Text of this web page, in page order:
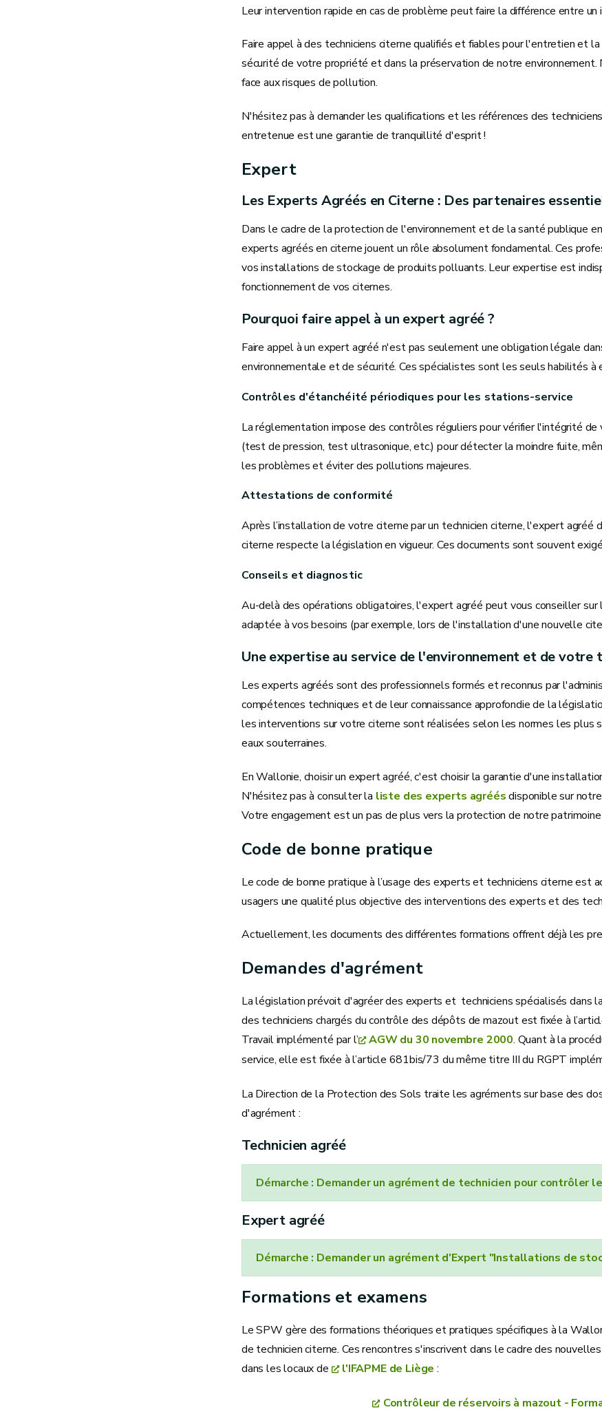
Leur intervention rapide en cas de problème peut faire la différence entre
Faire appel à des techniciens citerne qualifiés et fiables pour l'entretien et
sécurité de votre propriété et dans la préservation de notre
face aux risques de pollution.
N'hésitez pas à demander les qualifications et les références des
entretenue est une garantie de tranquillité d'esprit !
Expert
Les Experts Agréés en Citerne : Des partenaires
Dans le cadre de la protection de l'environnement et de la santé publique
experts agréés en citerne jouent un rôle absolument fondamental. Ces
vos installations de stockage de produits polluants. Leur expertise est
fonctionnement de vos citernes.
Pourquoi faire appel à un expert agréé ?
Faire appel à un expert agréé n'est pas seulement une obligation légale
environnementale et de sécurité. Ces spécialistes sont les seuls habilités à
Contrôles d'étanchéité périodiques pour les stations-service
La réglementation impose des contrôles réguliers pour vérifier l'intégrité
(test de pression, test ultrasonique, etc.) pour détecter la moindre fuite,
les problèmes et éviter des pollutions majeures.
Attestations de conformité
Après l’installation de votre citerne par un technicien citerne, l'expert
citerne respecte la législation en vigueur. Ces documents sont souvent
Conseils et diagnostic
Au-delà des opérations obligatoires, l'expert agréé peut vous conseiller
adaptée à vos besoins (par exemple, lors de l'installation d'une nouvelle
Une expertise au service de l'environnement et de
Les experts agréés sont des professionnels formés et reconnus par
compétences techniques et de leur connaissance approfondie de la
les interventions sur votre citerne sont réalisées selon les normes les
eaux souterraines.
En Wallonie, choisir un expert agréé, c'est choisir la garantie d'une
N'hésitez pas à consulter la liste des experts agréésdisponible sur
Votre engagement est un pas de plus vers la protection de notre
Code de bonne pratique
Le code de bonne pratique à l’usage des experts et techniciens citerne
usagers une qualité plus objective des interventions des experts et des
Actuellement, les documents des différentes formations offrent déjà les
Demandes d'agrément
La législation prévoit d'agréer des experts et techniciens spécialisés dans
des techniciens chargés du contrôle des dépôts de mazout est fixée à
Travail implémenté par l’
AGW du 30 novembre 2000. Quant à la
service, elle est fixée à l’article 681bis/73 du même titre III du RGPT
La Direction de la Protection des Sols traite les agréments sur base des
d'agrément :
Technicien agréé
Démarche : Demander un agrément de technicien pour contrôler
Expert agréé
Démarche : Demander un agrément d'Expert "Installations de
Formations et examens
Le SPW gère des formations théoriques et pratiques spécifiques à la
de technicien citerne. Ces rencontres s'inscrivent dans le cadre des
dans les locaux de
l'IFAPME de Liège :
Contrôleur de réservoirs à mazout -